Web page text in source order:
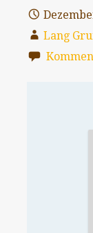
Lang